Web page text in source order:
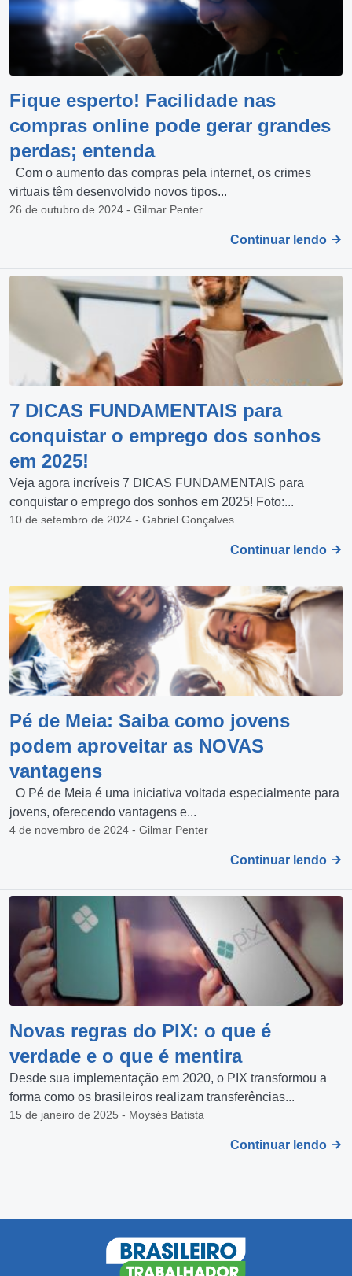
Fique esperto! Facilidade nas
compras online pode gerar grandes
perdas; entenda
Com o aumento das compras pela internet, os crimes
virtuais têm desenvolvido novos tipos...
26 de outubro de 2024 - Gilmar Penter
Continuar lendo
7 DICAS FUNDAMENTAIS para
conquistar o emprego dos sonhos
em 2025!
Veja agora incríveis 7 DICAS FUNDAMENTAIS para
conquistar o emprego dos sonhos em 2025! Foto:...
10 de setembro de 2024 - Gabriel Gonçalves
Continuar lendo
Pé de Meia: Saiba como jovens
podem aproveitar as NOVAS
vantagens
O Pé de Meia é uma iniciativa voltada especialmente para
jovens, oferecendo vantagens e...
4 de novembro de 2024 - Gilmar Penter
Continuar lendo
Novas regras do PIX: o que é
verdade e o que é mentira
Desde sua implementação em 2020, o PIX transformou a
forma como os brasileiros realizam transferências...
15 de janeiro de 2025 - Moysés Batista
Continuar lendo